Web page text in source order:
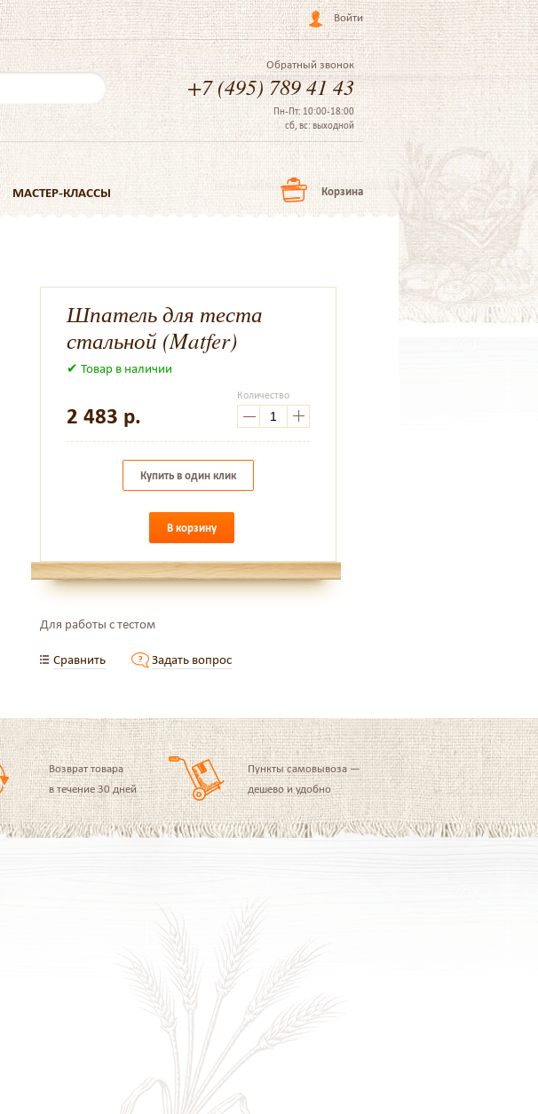
Войти
Обратный звонок
+7 (495) 789 41 43
Пн-Пт: 10:00-18:00
сб, вс: выходной
МАСТЕР-КЛАССЫ Корзина
Шпатель для теста
стальной (Matfer)
✔ Товар в наличии
2 483 р.
Количество
Купить в один клик
В корзину
Для работы с тестом
Сравнить Задать вопрос
Возврат товара
в течение 30 дней
Пункты самовывоза —
дешево и удобно